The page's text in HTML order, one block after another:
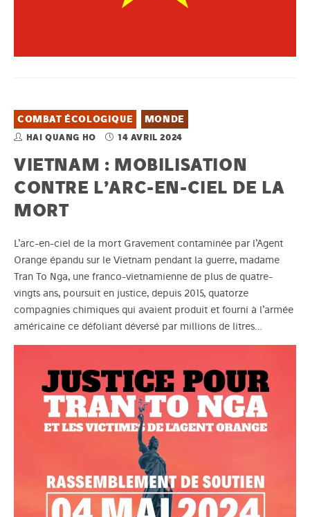
COMBAT ÉCOLOGIQUE MONDE
HAI QUANG HO 14 AVRIL 2024
VIETNAM : MOBILISATION
CONTRE L’ARC-EN-CIEL DE LA
MORT
L’arc-en-ciel de la mort Gravement contaminée par l’Agent
Orange épandu sur le Vietnam pendant la guerre, madame
Tran To Nga, une franco-vietnamienne de plus de quatre-
vingts ans, poursuit en justice, depuis 2015, quatorze
compagnies chimiques qui avaient produit et fourni à l’armée
américaine ce défoliant déversé par millions de litres…